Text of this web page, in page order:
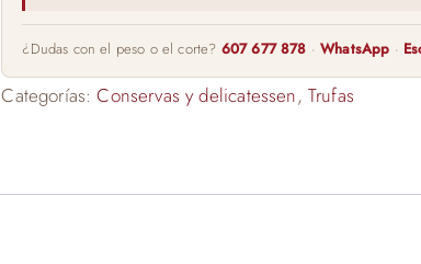
¿Dudas con el peso o el corte? 607 677 878 ·WhatsApp ·
Categorías:Conservas y delicatessen, Trufas